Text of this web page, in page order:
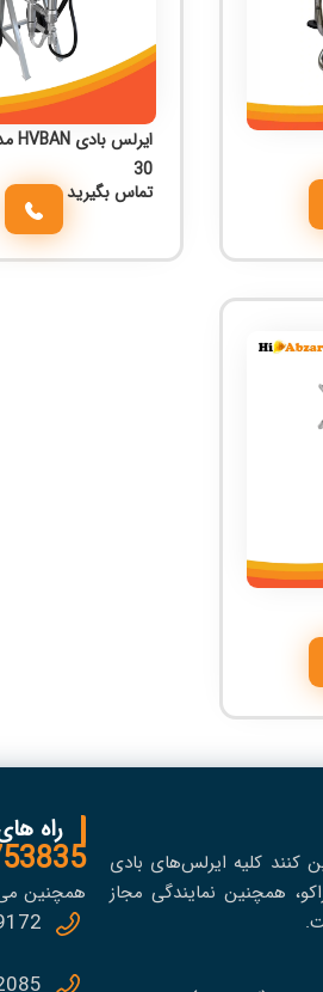
30
تماس بگیرید
کنند کلیه ایرلس‌های بادی
همچنین نمایندگی مجاز
راه
- 021
همچنین